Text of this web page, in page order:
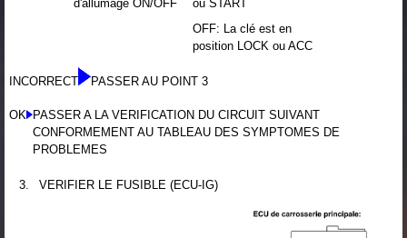
d'allumage ON/OFF
ou START
OFF: La clé est en
position LOCK ou ACC
INCORRECT PASSER AU POINT 3
OK PASSER A LA VERIFICATION DU CIRCUIT SUIVANT
CONFORMEMENT AU TABLEAU DES SYMPTOMES DE
PROBLEMES
3. VERIFIER LE FUSIBLE (ECU-IG)